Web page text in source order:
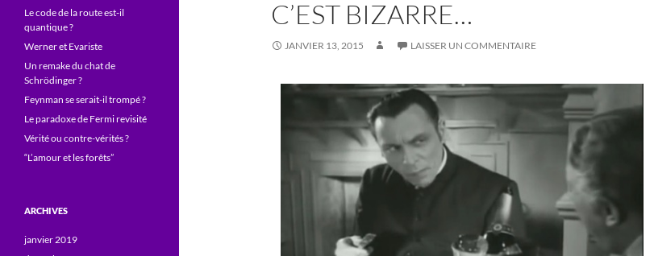
C’EST BIZARRE…
JANVIER 13, 2015 LAISSER UN COMMENTAIRE
Le code de la route est-il
quantique ?
Werner et Evariste
Un remake du chat de
Schrödinger ?
Feynman se serait-il trompé ?
Le paradoxe de Fermi revisité
Vérité ou contre-vérités ?
“L’amour et les forêts”
ARCHIVES
janvier 2019